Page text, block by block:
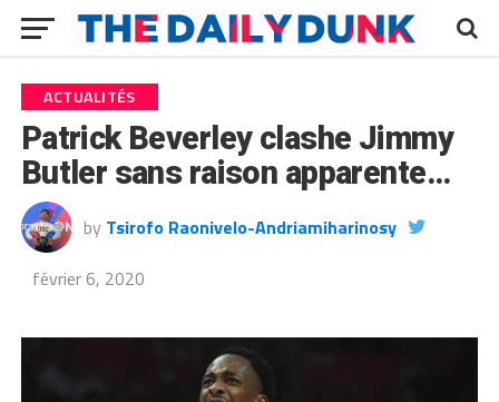
ACTUALITÉS
Patrick Beverley clashe Jimmy
Butler sans raison apparente…
by Tsirofo Raonivelo-Andriamiharinosy
février 6, 2020